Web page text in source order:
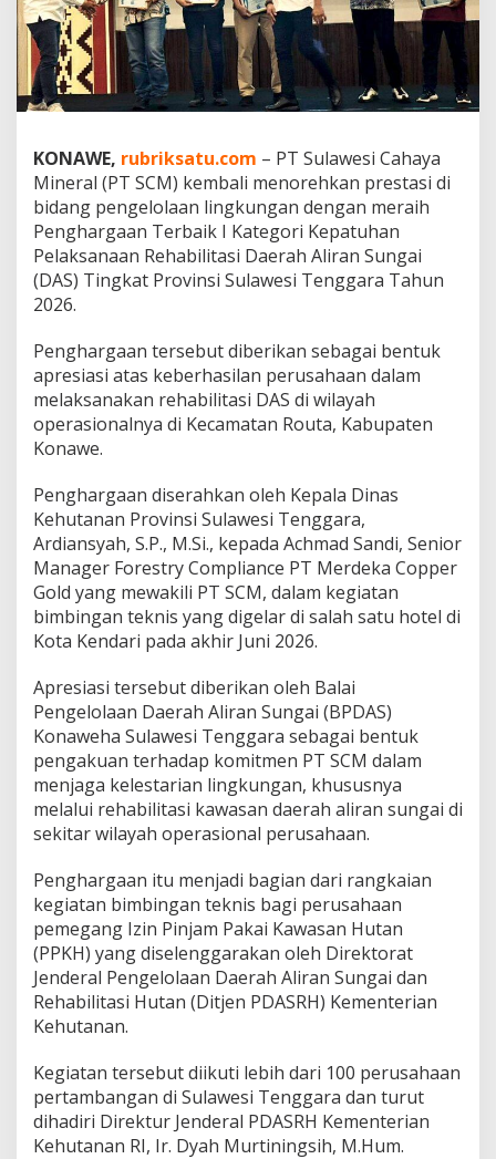
L
i
k
u
g
a
n
,
R
e
h
a
l
i
t
a
s
A
S
d
i
R
o
u
a
a
d
i
a
n
g
T
b
a
i
k
d
i
S
t
r
a
KONAWE, rubriksatu.com – PT Sulawesi Cahaya
Mineral (PT SCM) kembali menorehkan prestasi di
bidang pengelolaan lingkungan dengan meraih
Penghargaan Terbaik I Kategori Kepatuhan
Pelaksanaan Rehabilitasi Daerah Aliran Sungai
(DAS) Tingkat Provinsi Sulawesi Tenggara Tahun
2026.
Penghargaan tersebut diberikan sebagai bentuk
apresiasi atas keberhasilan perusahaan dalam
melaksanakan rehabilitasi DAS di wilayah
operasionalnya di Kecamatan Routa, Kabupaten
Konawe.
Penghargaan diserahkan oleh Kepala Dinas
Kehutanan Provinsi Sulawesi Tenggara,
Ardiansyah, S.P., M.Si., kepada Achmad Sandi, Senior
Manager Forestry Compliance PT Merdeka Copper
Gold yang mewakili PT SCM, dalam kegiatan
bimbingan teknis yang digelar di salah satu hotel di
Kota Kendari pada akhir Juni 2026.
Apresiasi tersebut diberikan oleh Balai
Pengelolaan Daerah Aliran Sungai (BPDAS)
Konaweha Sulawesi Tenggara sebagai bentuk
pengakuan terhadap komitmen PT SCM dalam
menjaga kelestarian lingkungan, khususnya
melalui rehabilitasi kawasan daerah aliran sungai di
sekitar wilayah operasional perusahaan.
Penghargaan itu menjadi bagian dari rangkaian
kegiatan bimbingan teknis bagi perusahaan
pemegang Izin Pinjam Pakai Kawasan Hutan
(PPKH) yang diselenggarakan oleh Direktorat
Jenderal Pengelolaan Daerah Aliran Sungai dan
Rehabilitasi Hutan (Ditjen PDASRH) Kementerian
Kehutanan.
Kegiatan tersebut diikuti lebih dari 100 perusahaan
pertambangan di Sulawesi Tenggara dan turut
dihadiri Direktur Jenderal PDASRH Kementerian
Kehutanan RI, Ir. Dyah Murtiningsih, M.Hum.